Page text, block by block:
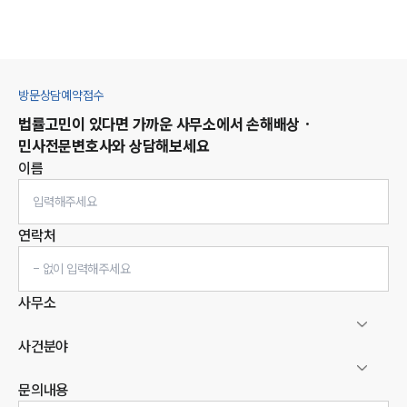
방문상담예약접수
법률고민이 있다면 가까운 사무소에서 손해배상 ·
민사전문변호사와 상담해보세요
이름
연락처
사무소
사건분야
문의내용